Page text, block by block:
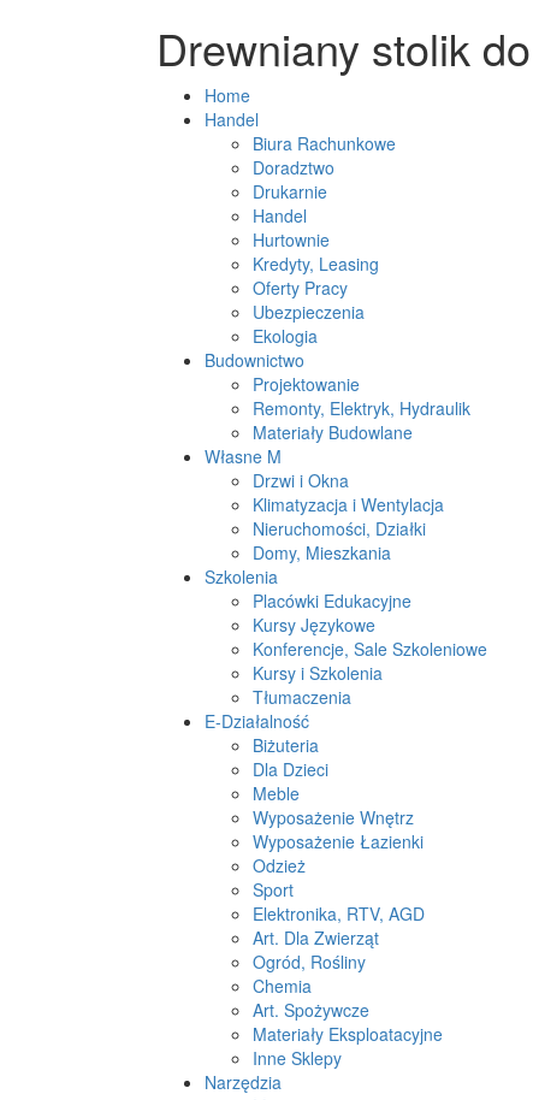
Drewniany stolik
Home
Handel
Biura Rachunkowe
Doradztwo
Drukarnie
Handel
Hurtownie
Kredyty, Leasing
Oferty Pracy
Ubezpieczenia
Ekologia
Budownictwo
Projektowanie
Remonty, Elektryk, Hydraulik
Materiały Budowlane
Własne M
Drzwi i Okna
Klimatyzacja i Wentylacja
Nieruchomości, Działki
Domy, Mieszkania
Szkolenia
Placówki Edukacyjne
Kursy Językowe
Konferencje, Sale Szkoleniowe
Kursy i Szkolenia
Tłumaczenia
E-Działalność
Biżuteria
Dla Dzieci
Meble
Wyposażenie Wnętrz
Wyposażenie Łazienki
Odzież
Sport
Elektronika, RTV, AGD
Art. Dla Zwierząt
Ogród, Rośliny
Chemia
Art. Spożywcze
Materiały Eksploatacyjne
Inne Sklepy
Narzędzia